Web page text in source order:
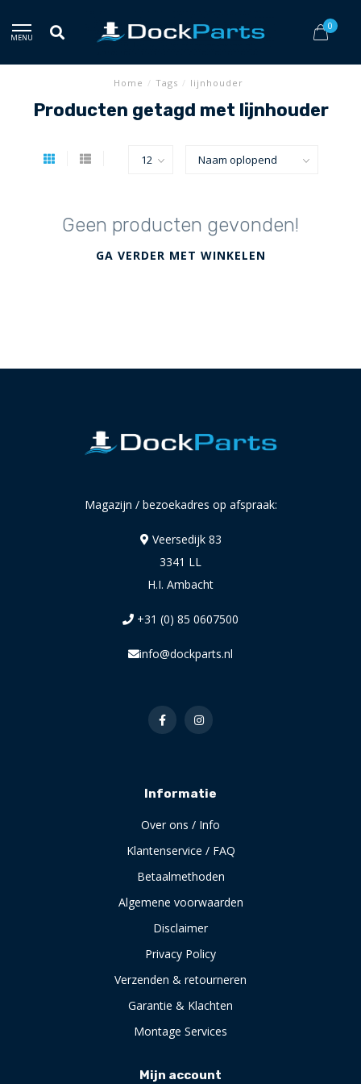
MENU
0
Home / Tags / lijnhouder
Producten getagd met lijnhouder
Geen producten gevonden!
GA VERDER MET WINKELEN
Magazijn / bezoekadres op afspraak:
Veersedijk 83
3341 LL
H.I. Ambacht
+31 (0) 85 0607500
info@dockparts.nl
Informatie
Over ons / Info
Klantenservice / FAQ
Betaalmethoden
Algemene voorwaarden
Disclaimer
Privacy Policy
Verzenden & retourneren
Garantie & Klachten
Montage Services
Mijn account